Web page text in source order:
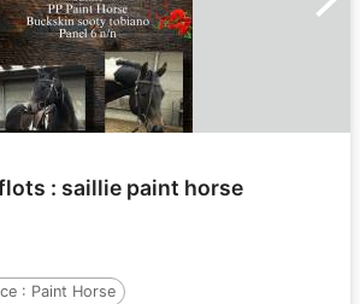
: saillie paint horse
: Paint Horse